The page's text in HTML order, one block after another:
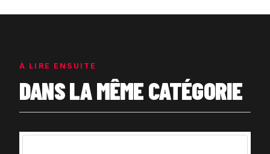
À LIRE ENSUITE
DANS LA MÊME CATÉGORIE